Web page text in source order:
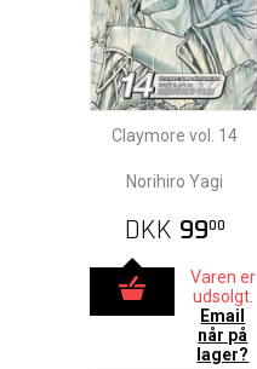
Claymore vol. 14
Norihiro Yagi
DKK 9900
Varen er
udsolgt.
Email
når på
lager?